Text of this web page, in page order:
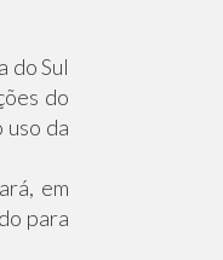
do Sul
do
da
em
para